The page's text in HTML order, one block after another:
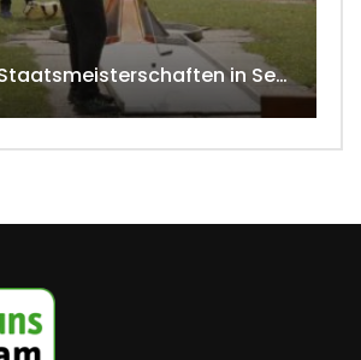
Minigolf Staatsmeisterschaften in Seefeld-Kadolz w4tv174